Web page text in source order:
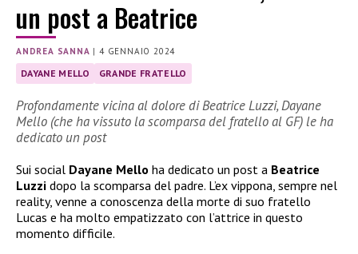
un post a Beatrice
ANDREA SANNA |4 GENNAIO 2024
DAYANE MELLO GRANDE FRATELLO
Profondamente vicina al dolore di Beatrice Luzzi, Dayane
Mello (che ha vissuto la scomparsa del fratello al GF) le ha
dedicato un post
Sui social Dayane Mello ha dedicato un post a Beatrice
Luzzi dopo la scomparsa del padre. L’ex vippona, sempre nel
reality, venne a conoscenza della morte di suo fratello
Lucas e ha molto empatizzato con l’attrice in questo
momento difficile.